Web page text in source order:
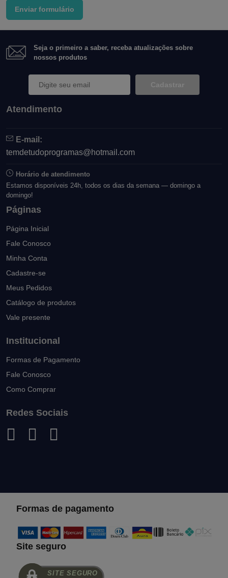
Enviar formulário
Seja o primeiro a saber, receba atualizações sobre
nossos produtos
Cadastrar
Atendimento
E-mail:
temdetudoprogramas@hotmail.com
Horário de atendimento
Estamos disponíveis 24h, todos os dias da semana — domingo a
domingo!
Páginas
Página Inicial
Fale Conosco
Minha Conta
Cadastre-se
Meus Pedidos
Catálogo de produtos
Vale presente
Institucional
Formas de Pagamento
Fale Conosco
Como Comprar
Redes Sociais
Formas de pagamento
Site seguro
SITE SEGURO